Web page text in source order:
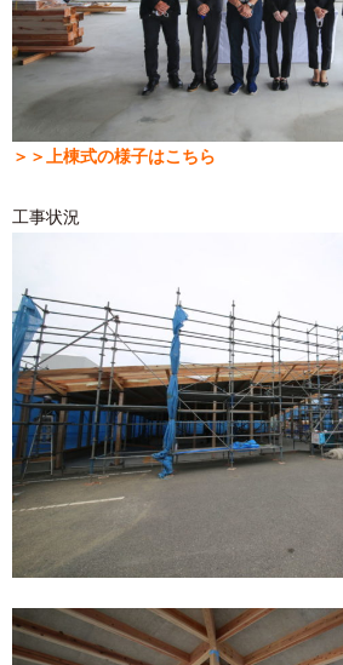
＞＞上棟式の様子はこちら
工事状況